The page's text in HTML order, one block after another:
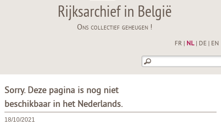
Rijksarchief in België
Ons collectief geheugen !
FR NL| DE EN
Sorry. Deze pagina is nog niet
beschikbaar in het Nederlands.
18/10/2021